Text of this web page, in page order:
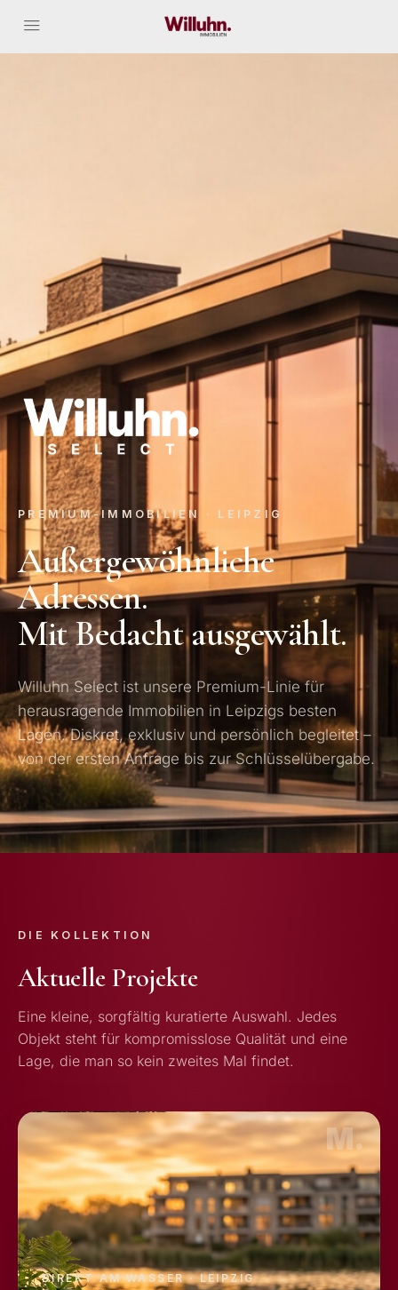
PREMIUM-IMMOBILIEN · LEIPZIG
Außergewöhnliche
Adressen.
Mit Bedacht ausgewählt.
Willuhn Select ist unsere Premium-Linie für
herausragende Immobilien in Leipzigs besten
Lagen. Diskret, exklusiv und persönlich begleitet –
von der ersten Anfrage bis zur Schlüsselübergabe.
DIE KOLLEKTION
Aktuelle Projekte
Eine kleine, sorgfältig kuratierte Auswahl. Jedes
Objekt steht für kompromisslose Qualität und eine
Lage, die man so kein zweites Mal findet.
M.
DIREKT AM WASSER · LEIPZIG